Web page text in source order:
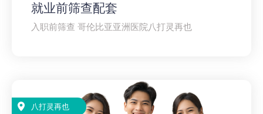
就业前筛查配套
入职前筛查 哥伦比亚亚洲医院八打灵再也
八打灵再也